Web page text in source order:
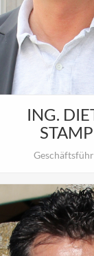
ING.
Edelmann ist